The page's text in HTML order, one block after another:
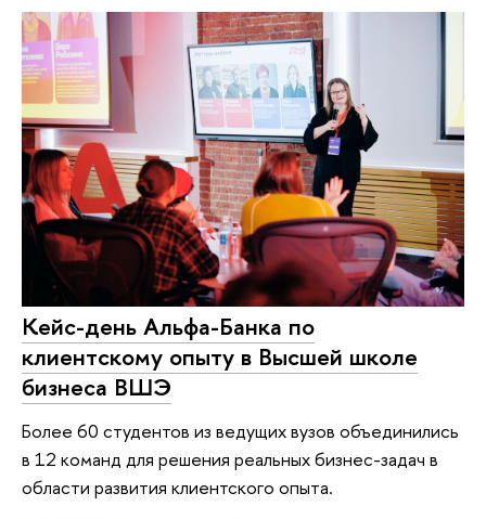
Кейс-день Альфа-Банка по
клиентскому опыту в Высшей школе
бизнеса ВШЭ
Более 60 студентов из ведущих вузов объединились
в 12 команд для решения реальных бизнес-задач в
области развития клиентского опыта.